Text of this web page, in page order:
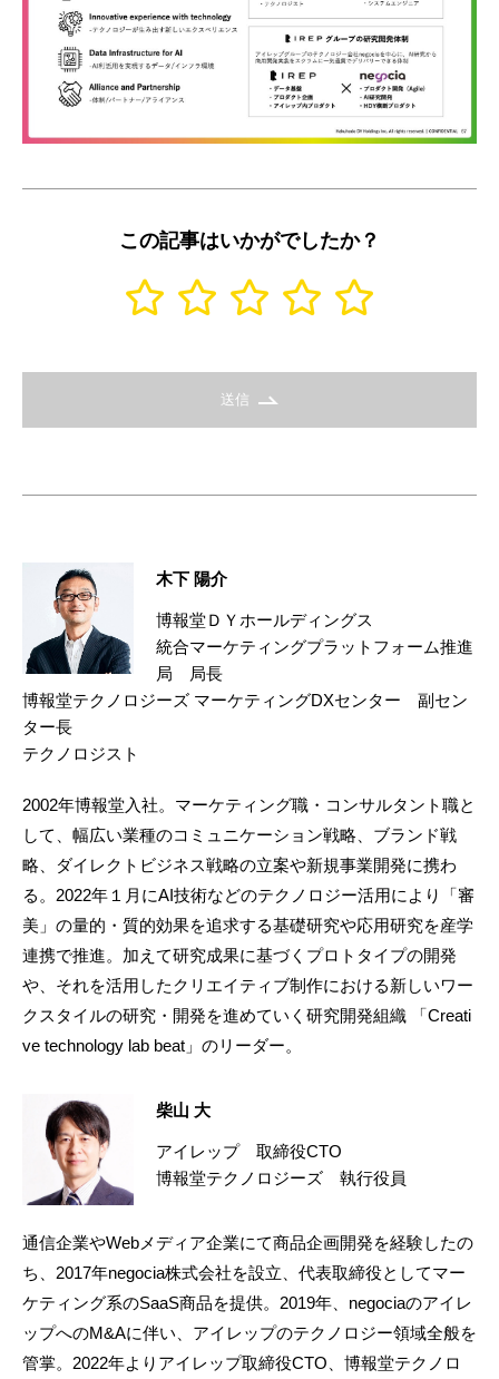
この記事はいかがでしたか？
送信
木下 陽介
博報堂ＤＹホールディングス
統合マーケティングプラットフォーム推進
局 局長
博報堂テクノロジーズ マーケティングDXセンター 副セン
ター長
テクノロジスト
2002年博報堂入社。マーケティング職・コンサルタント職と
して、幅広い業種のコミュニケーション戦略、ブランド戦
略、ダイレクトビジネス戦略の立案や新規事業開発に携わ
る。2022年１月にAI技術などのテクノロジー活用により「審
美」の量的・質的効果を追求する基礎研究や応用研究を産学
連携で推進。加えて研究成果に基づくプロトタイプの開発
や、それを活用したクリエイティブ制作における新しいワー
クスタイルの研究・開発を進めていく研究開発組織 「Creati
ve technology lab beat」のリーダー。
柴山 大
アイレップ 取締役CTO
博報堂テクノロジーズ 執行役員
通信企業やWebメディア企業にて商品企画開発を経験したの
ち、2017年negocia株式会社を設立、代表取締役としてマー
ケティング系のSaaS商品を提供。2019年、negociaのアイレ
ップへのM&Aに伴い、アイレップのテクノロジー領域全般を
管掌。2022年よりアイレップ取締役CTO、博報堂テクノロ